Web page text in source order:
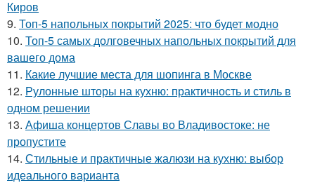
Киров
9. Топ-5 напольных покрытий 2025: что будет модно
10. Топ-5 самых долговечных напольных покрытий для
вашего дома
11. Какие лучшие места для шопинга в Москве
12. Рулонные шторы на кухню: практичность и стиль в
одном решении
13. Афиша концертов Славы во Владивостоке: не
пропустите
14. Стильные и практичные жалюзи на кухню: выбор
идеального варианта